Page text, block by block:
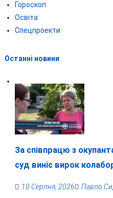
Гороскоп
Освіта
Спецпроекти
Останні новини
За співпрацю з
суд виніс вирок
10 Серпня, 2026 Павло